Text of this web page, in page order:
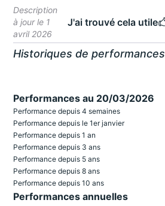
Description
à jour le 1
avril 2026
J'ai trouvé cela utile
Historiques de performances
Performances au 20/03/2026
Performance depuis 4 semaines
Performance depuis le 1er janvier
Performance depuis 1 an
Performance depuis 3 ans
Performance depuis 5 ans
Performance depuis 8 ans
Performance depuis 10 ans
Performances annuelles